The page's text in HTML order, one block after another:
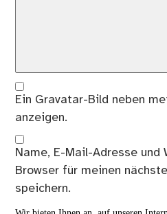
Ein Gravatar-Bild neben
anzeigen.
Name, E-Mail-Adresse und
Browser für meinen
speichern.